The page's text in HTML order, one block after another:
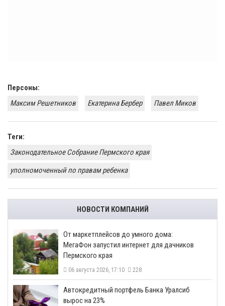
Персоны:
Максим Решетников
Екатерина Бербер Павел Миков
Теги:
Законодательное Собрание Пермского края
уполномоченный по правам ребенка
НОВОСТИ КОМПАНИЙ
От маркетплейсов до умного дома:
МегаФон запустил интернет для дачников
Пермского края
06 августа 2026, 17:10 228
​Автокредитный портфель Банка Уралсиб
вырос на 23%